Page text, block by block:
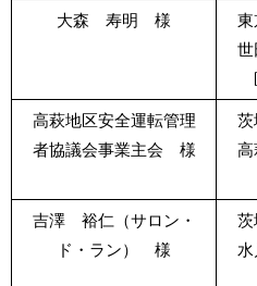
大森 寿明 様
東
世
高萩地区安全運転管理
者協議会事業主会 様
茨
高
吉澤 裕仁（サロン・
ド・ラン） 様
茨